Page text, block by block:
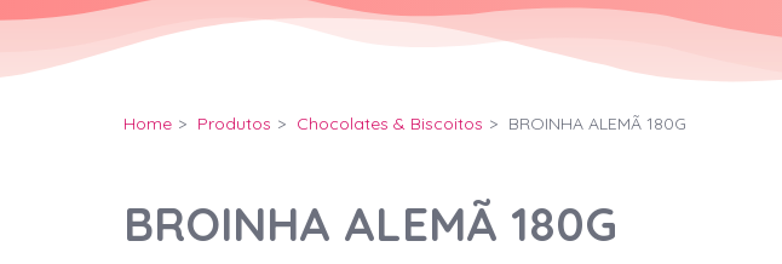
Home Produtos Chocolates & Biscoitos BROINHA ALEMÃ 180G
BROINHA ALEMÃ 180G